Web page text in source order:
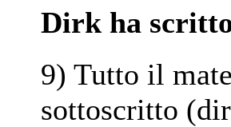
Dirk ha
9) Tutto il
sottoscritto